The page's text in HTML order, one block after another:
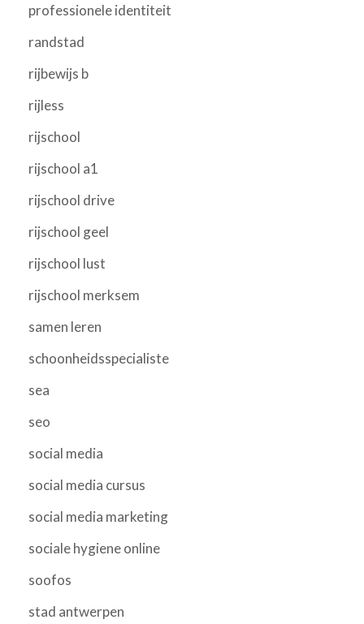
professionele identiteit
randstad
rijbewijs b
rijless
rijschool
rijschool a1
rijschool drive
rijschool geel
rijschool lust
rijschool merksem
samen leren
schoonheidsspecialiste
sea
seo
social media
social media cursus
social media marketing
sociale hygiene online
soofos
stad antwerpen